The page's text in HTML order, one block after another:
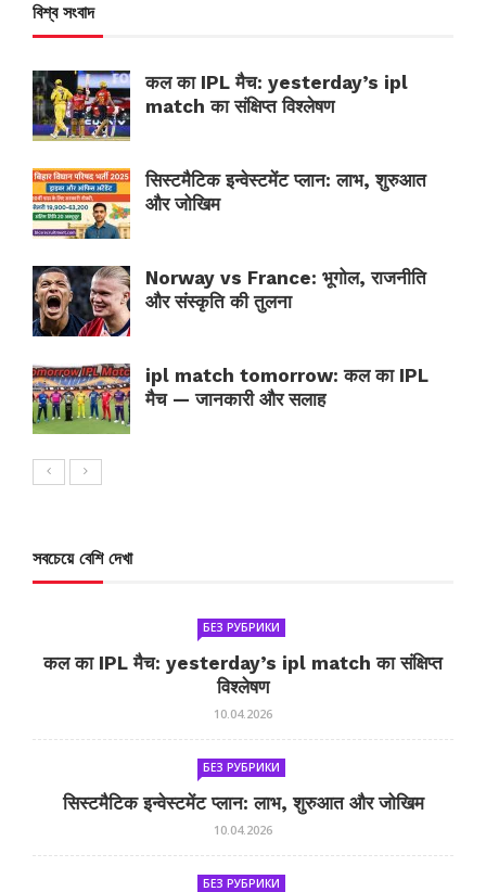
বিশ্ব সংবাদ
कल का IPL मैच: yesterday’s ipl
match का संक्षिप्त विश्लेषण
सिस्टमैटिक इन्वेस्टमेंट प्लान: लाभ, शुरुआत
और जोखिम
Norway vs France: भूगोल, राजनीति
और संस्कृति की तुलना
ipl match tomorrow: कल का IPL
मैच — जानकारी और सलाह
সবচেয়ে বেশি দেখা
БЕЗ РУБРИКИ
कल का IPL मैच: yesterday’s ipl match का संक्षिप्त
विश्लेषण
10.04.2026
БЕЗ РУБРИКИ
सिस्टमैटिक इन्वेस्टमेंट प्लान: लाभ, शुरुआत और जोखिम
10.04.2026
БЕЗ РУБРИКИ